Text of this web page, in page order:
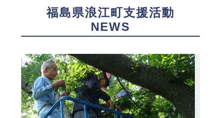
福島県浪江町支援活動
NEWS